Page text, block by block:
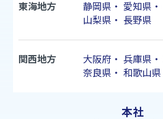
東海地方 静岡県 ・ 愛知県 ・
山梨県 ・ 長野県
関西地方 大阪府 ・ 兵庫県 ・
奈良県 ・ 和歌山県
本社